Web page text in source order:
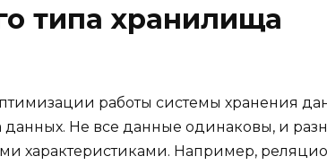
типа хранилища
работы системы хранения
Не все данные одинаковы, и
характеристиками. Например,